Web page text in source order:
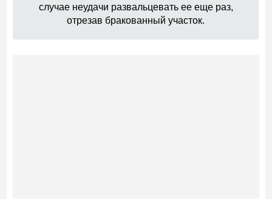
случае неудачи развальцевать ее еще раз,
отрезав бракованный участок.